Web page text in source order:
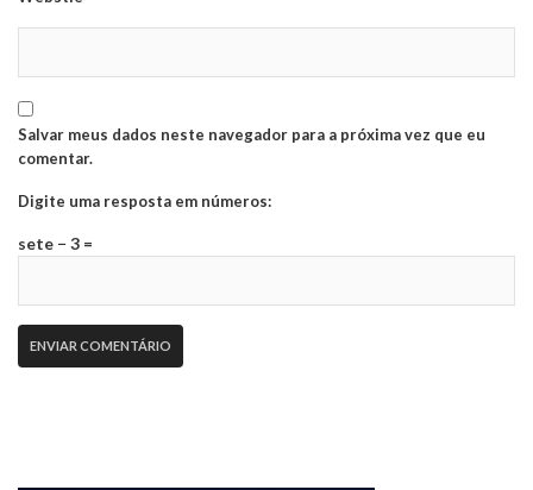
Salvar meus dados neste navegador para a próxima vez que eu
comentar.
Digite uma resposta em números:
sete − 3 =